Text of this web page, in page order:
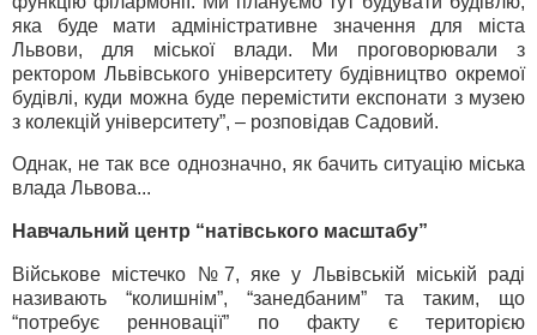
яка буде мати адміністративне значення для міста
Львови, для міської влади. Ми проговорювали з
ректором Львівського університету будівництво окремої
будівлі, куди можна буде перемістити експонати з музею
з колекцій університету”, – розповідав Садовий.
Однак, не так все однозначно, як бачить ситуацію міська
влада Львова...
Навчальний центр “натівського масштабу”
Військове містечко №7, яке у Львівській міській раді
називають “колишнім”, “занедбаним” та таким, що
“потребує ренновації” по факту є територією